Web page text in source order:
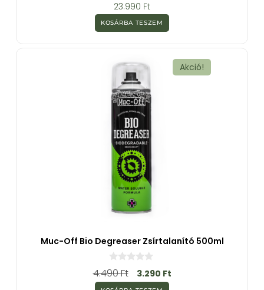
z
5
b
23.990 Ft
KOSÁRBA TESZEM
Akció!
Muc-Off Bio Degreaser Zsírtalanító 500ml
0
a
4.490Ft 3.290 Ft